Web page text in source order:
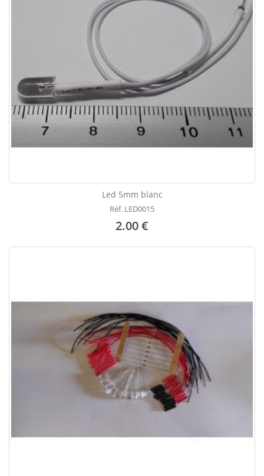
Led 5mm blanc
Réf. LED0015
2.00 €